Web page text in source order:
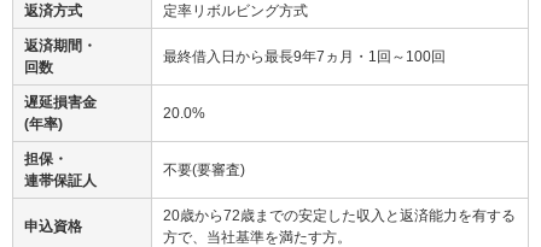
返済方式 定率リボルビング方式
返済期間・
回数
最終借入日から最長9年7ヵ月・1回～100回
遅延損害金
(年率)
20.0%
担保・
連帯保証人
不要(要審査)
申込資格
20歳から72歳までの安定した収入と返済能力を有する
方で、当社基準を満たす方。